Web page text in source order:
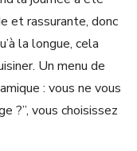
et rassurante, donc
la longue, cela
Un menu de
: vous ne vous
?”, vous choisissez